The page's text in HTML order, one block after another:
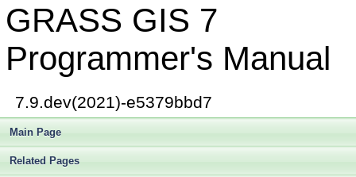
GRASS GIS 7
Programmer's Manual
7.9.dev(2021)-e5379bbd7
Main Page
Related Pages
► qrbdu1.c
► qrbdv.c
► qreval.c
qrevec.c
qtree.c
qtree.h
► quant.c
► quant_io.c
► quant_rw.c